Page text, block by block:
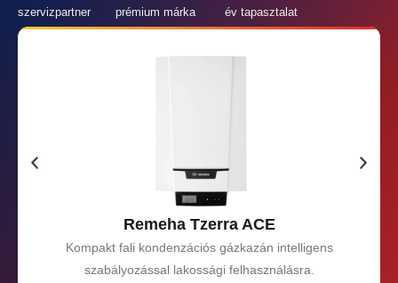
szervizpartner prémium márka év tapasztalat
Remeha Tzerra ACE
Kompakt fali kondenzációs gázkazán intelligens
szabályozással lakossági felhasználásra.